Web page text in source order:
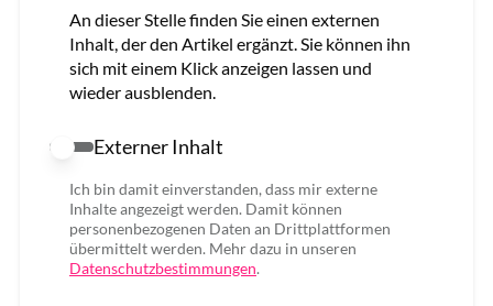
An dieser Stelle finden Sie einen externen
Inhalt, der den Artikel ergänzt. Sie können ihn
sich mit einem Klick anzeigen lassen und
wieder ausblenden.
Externer Inhalt erlauben
Externer Inhalt
Ich bin damit einverstanden, dass mir externe
Inhalte angezeigt werden. Damit können
personenbezogenen Daten an Drittplattformen
übermittelt werden. Mehr dazu in unseren
Datenschutzbestimmungen.